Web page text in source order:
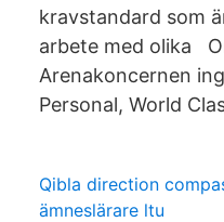
kravstandard som
arbete med olika
Arenakoncernen
Personal, World
Qibla direction
ämneslärare ltu